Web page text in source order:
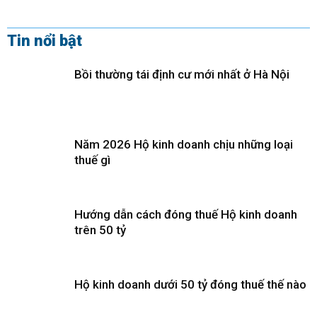
Tin nổi bật
Bồi thường tái định cư mới nhất ở Hà Nội
Năm 2026 Hộ kinh doanh chịu những loại
thuế gì
Hướng dẫn cách đóng thuế Hộ kinh doanh
trên 50 tỷ
Hộ kinh doanh dưới 50 tỷ đóng thuế thế nào